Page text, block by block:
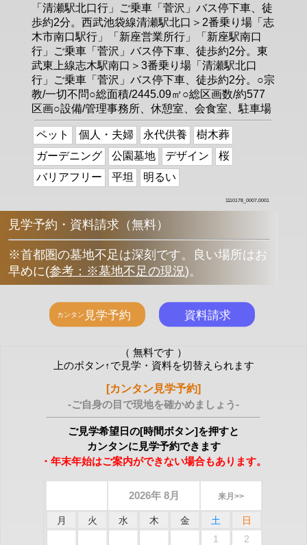
「清瀬駅北口行」ご乗車「菅沢」バス停下車、徒
歩約2分。西武池袋線清瀬駅北口＞2番乗り場「志
木市南口駅行」「新座営業所行」「新座駅南口
行」ご乗車「菅沢」バス停下車、徒歩約2分。東
武東上線志木駅南口＞3番乗り場「清瀬駅北口
行」ご乗車「菅沢」バス停下車、徒歩約2分。○宗
教/一切不問○総面積/2445.09㎡○総区画数/約577
区画○設備/管理事務所、休憩室、会食室、駐車場
ペット 個人・夫婦 永代供養
樹木葬
ガーデニング
公園墓地 デザイン
桜
バリアフリー
平坦 明るい
1110178_0007,0001
見学予約・資料請求（無料）
※首都圏の墓地不足は深刻です。良い場所はお
早めに(参考：※墓地不足の現況)。
（ 無料です ）
上のボタン↑で見学・資料を切替えられます
[カンタン見学予約]
-ご自身の目で現地を確かめましょう-
ご見学希望日の[時間ボタン]を押すと
カンタンに見学予約できます
・年末年始はご案内ができない場合もあります。
2026年 8月 来月>>
月 火 水 木 金 土
日
1
2